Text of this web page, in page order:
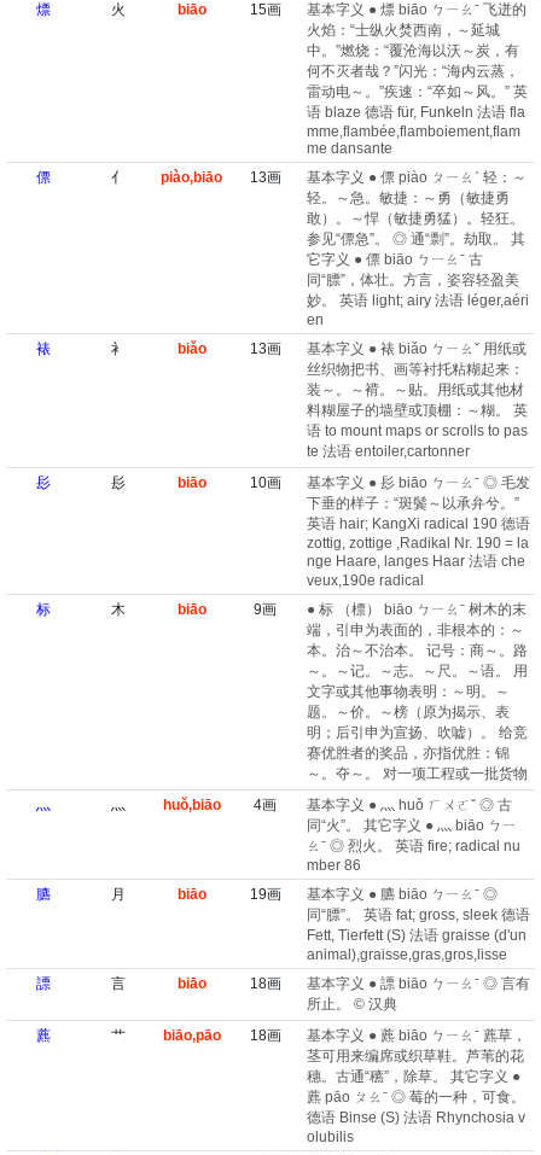
熛
火 biāo 15画
基本字义 ● 熛 biāo ㄅㄧㄠˉ 飞迸的
火焰：“士纵火焚西南，～延城
中。”燃烧：“覆沧海以沃～炭，有
何不灭者哉？”闪光：“海内云蒸，
雷动电～。”疾速：“卒如～风。” 英
语 blaze 德语 für, Funkeln 法语 fla
mme,flambée,flamboiement,flam
me dansante
僄
亻 piào,biāo 13画
基本字义 ● 僄 piào ㄆㄧㄠˋ 轻：～
轻。～急。敏捷：～勇（敏捷勇
敢）。～悍（敏捷勇猛）。轻狂。
参见“僄急”。 ◎ 通“剽”。劫取。 其
它字义 ● 僄 biāo ㄅㄧㄠˉ 古
同“膘”，体壮。方言，姿容轻盈美
妙。 英语 light; airy 法语 léger,aéri
en
裱
衤 biǎo 13画
基本字义 ● 裱 biǎo ㄅㄧㄠˇ 用纸或
丝织物把书、画等衬托粘糊起来：
装～。～褙。～贴。用纸或其他材
料糊屋子的墙壁或顶棚：～糊。 英
语 to mount maps or scrolls to pas
te 法语 entoiler,cartonner
髟
髟 biāo 10画
基本字义 ● 髟 biāo ㄅㄧㄠˉ ◎ 毛发
下垂的样子：“斑鬓～以承弁兮。”
英语 hair; KangXi radical 190 德语
zottig, zottige ,Radikal Nr. 190 = la
nge Haare, langes Haar 法语 che
veux,190e radical
标
木 biāo 9画
● 标 （標） biāo ㄅㄧㄠˉ 树木的末
端，引申为表面的，非根本的：～
本。治～不治本。 记号：商～。路
～。～记。～志。～尺。～语。 用
文字或其他事物表明：～明。～
题。～价。～榜（原为揭示、表
明；后引申为宣扬、吹嘘）。 给竞
赛优胜者的奖品，亦指优胜：锦
～。夺～。 对一项工程或一批货物
灬
灬 huǒ,biāo 4画
基本字义 ● 灬 huǒ ㄏㄨㄛˇ ◎ 古
同“火”。 其它字义 ● 灬 biāo ㄅㄧ
ㄠˉ ◎ 烈火。 英语 fire; radical nu
mber 86
臕
月 biāo 19画
基本字义 ● 臕 biāo ㄅㄧㄠˉ ◎
同“膘”。 英语 fat; gross, sleek 德语
Fett, Tierfett (S) 法语 graisse (d'un
animal)​,graisse,gras,gros,lisse
謤
言 biāo 18画
基本字义 ● 謤 biāo ㄅㄧㄠˉ ◎ 言有
所止。 © 汉典
藨
艹 biāo,pāo 18画
基本字义 ● 藨 biāo ㄅㄧㄠˉ 藨草，
茎可用来编席或织草鞋。芦苇的花
穗。古通“穮”，除草。 其它字义 ●
藨 pāo ㄆㄠˉ ◎ 莓的一种，可食。
德语 Binse (S) 法语 Rhynchosia v
olubilis